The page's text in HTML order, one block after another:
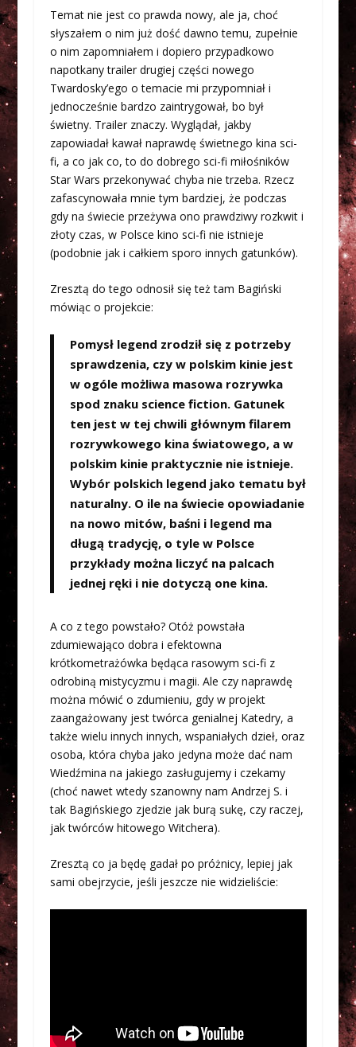
Temat nie jest co prawda nowy, ale ja, choć
słyszałem o nim już dość dawno temu, zupełnie
o nim zapomniałem i dopiero przypadkowo
napotkany trailer drugiej części nowego
Twardosky’ego o temacie mi przypomniał i
jednocześnie bardzo zaintrygował, bo był
świetny. Trailer znaczy. Wyglądał, jakby
zapowiadał kawał naprawdę świetnego kina sci-
fi, a co jak co, to do dobrego sci-fi miłośników
Star Wars przekonywać chyba nie trzeba. Rzecz
zafascynowała mnie tym bardziej, że podczas
gdy na świecie przeżywa ono prawdziwy rozkwit i
złoty czas, w Polsce kino sci-fi nie istnieje
(podobnie jak i całkiem sporo innych gatunków).
Zresztą do tego odnosił się też tam Bagiński
mówiąc o projekcie:
Pomysł legend zrodził się z potrzeby
sprawdzenia, czy w polskim kinie jest
w ogóle możliwa masowa rozrywka
spod znaku science fiction. Gatunek
ten jest w tej chwili głównym filarem
rozrywkowego kina światowego, a w
polskim kinie praktycznie nie istnieje.
Wybór polskich legend jako tematu był
naturalny. O ile na świecie opowiadanie
na nowo mitów, baśni i legend ma
długą tradycję, o tyle w Polsce
przykłady można liczyć na palcach
jednej ręki i nie dotyczą one kina.
A co z tego powstało? Otóż powstała
zdumiewająco dobra i efektowna
krótkometrażówka będąca rasowym sci-fi z
odrobiną mistycyzmu i magii. Ale czy naprawdę
można mówić o zdumieniu, gdy w projekt
zaangażowany jest twórca genialnej Katedry, a
także wielu innych innych, wspaniałych dzieł, oraz
osoba, która chyba jako jedyna może dać nam
Wiedźmina na jakiego zasługujemy i czekamy
(choć nawet wtedy szanowny nam Andrzej S. i
tak Bagińskiego zjedzie jak burą sukę, czy raczej,
jak twórców hitowego Witchera).
Zresztą co ja będę gadał po próżnicy, lepiej jak
sami obejrzycie, jeśli jeszcze nie widzieliście: